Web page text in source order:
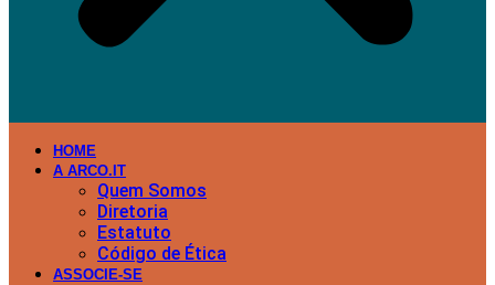
HOME
A ARCO.IT
Quem Somos
Diretoria
Estatuto
Código de Ética
ASSOCIE-SE